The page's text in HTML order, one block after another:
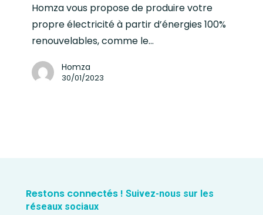
Homza vous propose de produire votre
propre électricité à partir d’énergies 100%
renouvelables, comme le…
Homza
30/01/2023
Restons connectés ! Suivez-nous sur les
réseaux sociaux